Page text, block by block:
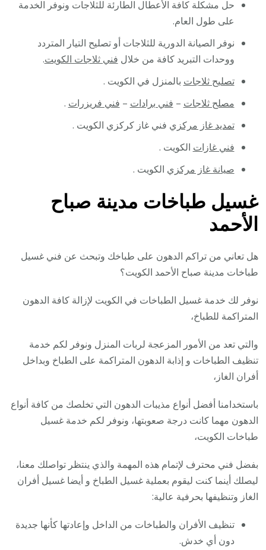
حل مشكلة كافة الأعطال الطارئة للثلاجات ونوفر الخدمة
على طول العام.
نوفر الصيانة الدورية للثلاجات أو تصليح التيار المتردد
ووحدات التبريد كافة من خلال فني ثلاجات الكويت.
تصليح ثلاجات بالمنزل في الكويت .
مصلح ثلاجات – فني برادات – فني فريزرات .
تمديد غاز مركزي فني غاز كركزي الكويت .
فني غازات الكويت .
صيانة غاز مركزي الكويت .
غسيل طباخات مدينة صباح
الأحمد
هل تعاني من تراكم الدهون على طباخك وتبحث عن فني غسيل
طباخات مدينة صباح الأحمد الكويت؟
نوفر لك خدمة غسيل الطباخات في الكويت لإزالة كافة الدهون
المتراكمة للطباخ،
والتي تعد من الأمور المزعجة لربات المنزل ونوفر لكم خدمة
تنظيف الطباخات و إذابة الدهون المتراكمة على الطباخ وبداخل
أفران الغاز،
باستخدامنا أفضل أنواع مذيبات الدهون التي تخلصك من كافة أنواع
الدهون مهما كانت درجة صعوبتها، ونوفر لكم خدمة غسيل
طباخات الكويت،
بفضل فني محترف لإتمام هذه المهمة والذي ينتظر تواصلك معنا،
ليصلك أينما كنت ليقوم بعملية غسيل الطباخ و أيضا غسيل أفران
الغاز وتنظيفها بحرفية عالية:
تنظيف الأفران والطباخات من الداخل وإعادتها كأنها جديدة
دون أي خدش.